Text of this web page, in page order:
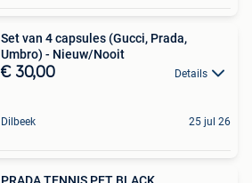
Set van 4 capsules (Gucci, Prada,
Umbro) - Nieuw/Nooit
€ 30,00 Details
Dilbeek 25 jul 26